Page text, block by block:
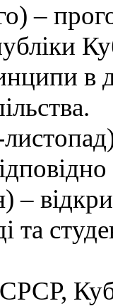
–
в
–